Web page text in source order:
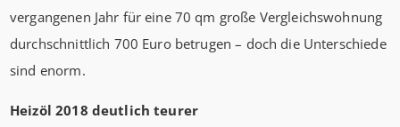
vergangenen Jahr für eine 70 qm große Vergleichswohnung
durchschnittlich 700 Euro betrugen – doch die Unterschiede
sind enorm.
Heizöl 2018 deutlich teurer